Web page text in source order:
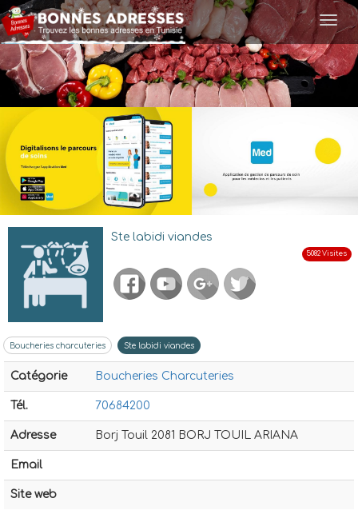
Ste labidi viandes
Boucheries charcuteries
Catégorie Boucheries Charcuteries
Tél. 70684200
Adresse Borj Touil 2081 BORJ TOUIL ARIANA
Email
Site web